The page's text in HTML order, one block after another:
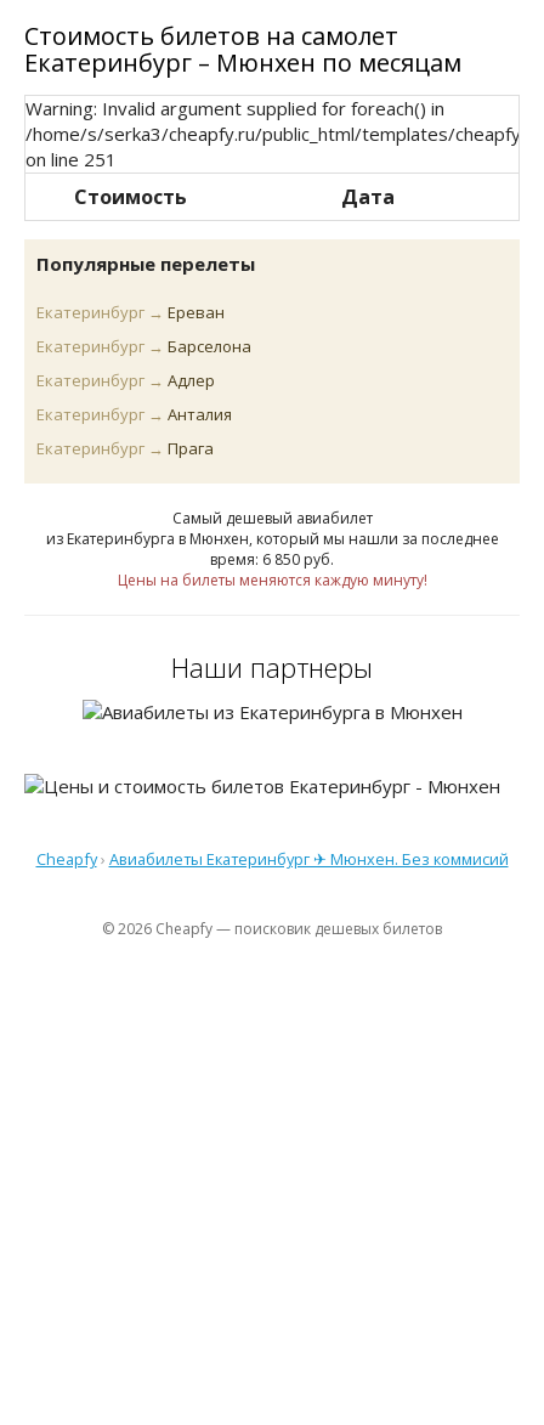
Стоимость билетов на самолет
Екатеринбург – Мюнхен по месяцам
Warning: Invalid argument supplied for foreach() in
/home/s/serka3/cheapfy.ru/public_html/templates/cheapfy/
on line 251
Стоимость Дата
Популярные перелеты
Екатеринбург → Ереван
Екатеринбург → Барселона
Екатеринбург → Адлер
Екатеринбург → Анталия
Екатеринбург → Прага
Самый дешевый авиабилет
из Екатеринбурга в Мюнхен, который мы нашли за последнее
время: 6 850 руб.
Цены на билеты меняются каждую минуту!
Наши партнеры
Cheapfy› Авиабилеты Екатеринбург ✈ Мюнхен. Без коммисий
© 2026 Cheapfy — поисковик дешевых билетов